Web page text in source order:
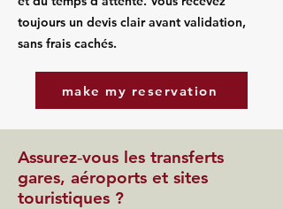
toujours un devis clair avant validation,
sans frais cachés.
make my reservation
Assurez‑vous les transferts
gares, aéroports et sites
touristiques ?